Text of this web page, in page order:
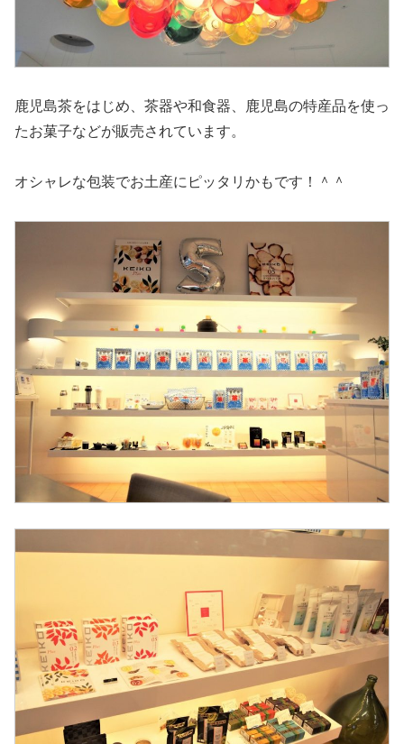
鹿児島茶をはじめ、茶器や和食器、鹿児島の特産品を使っ
たお菓子などが販売されています。
オシャレな包装でお土産にピッタリかもです！＾＾